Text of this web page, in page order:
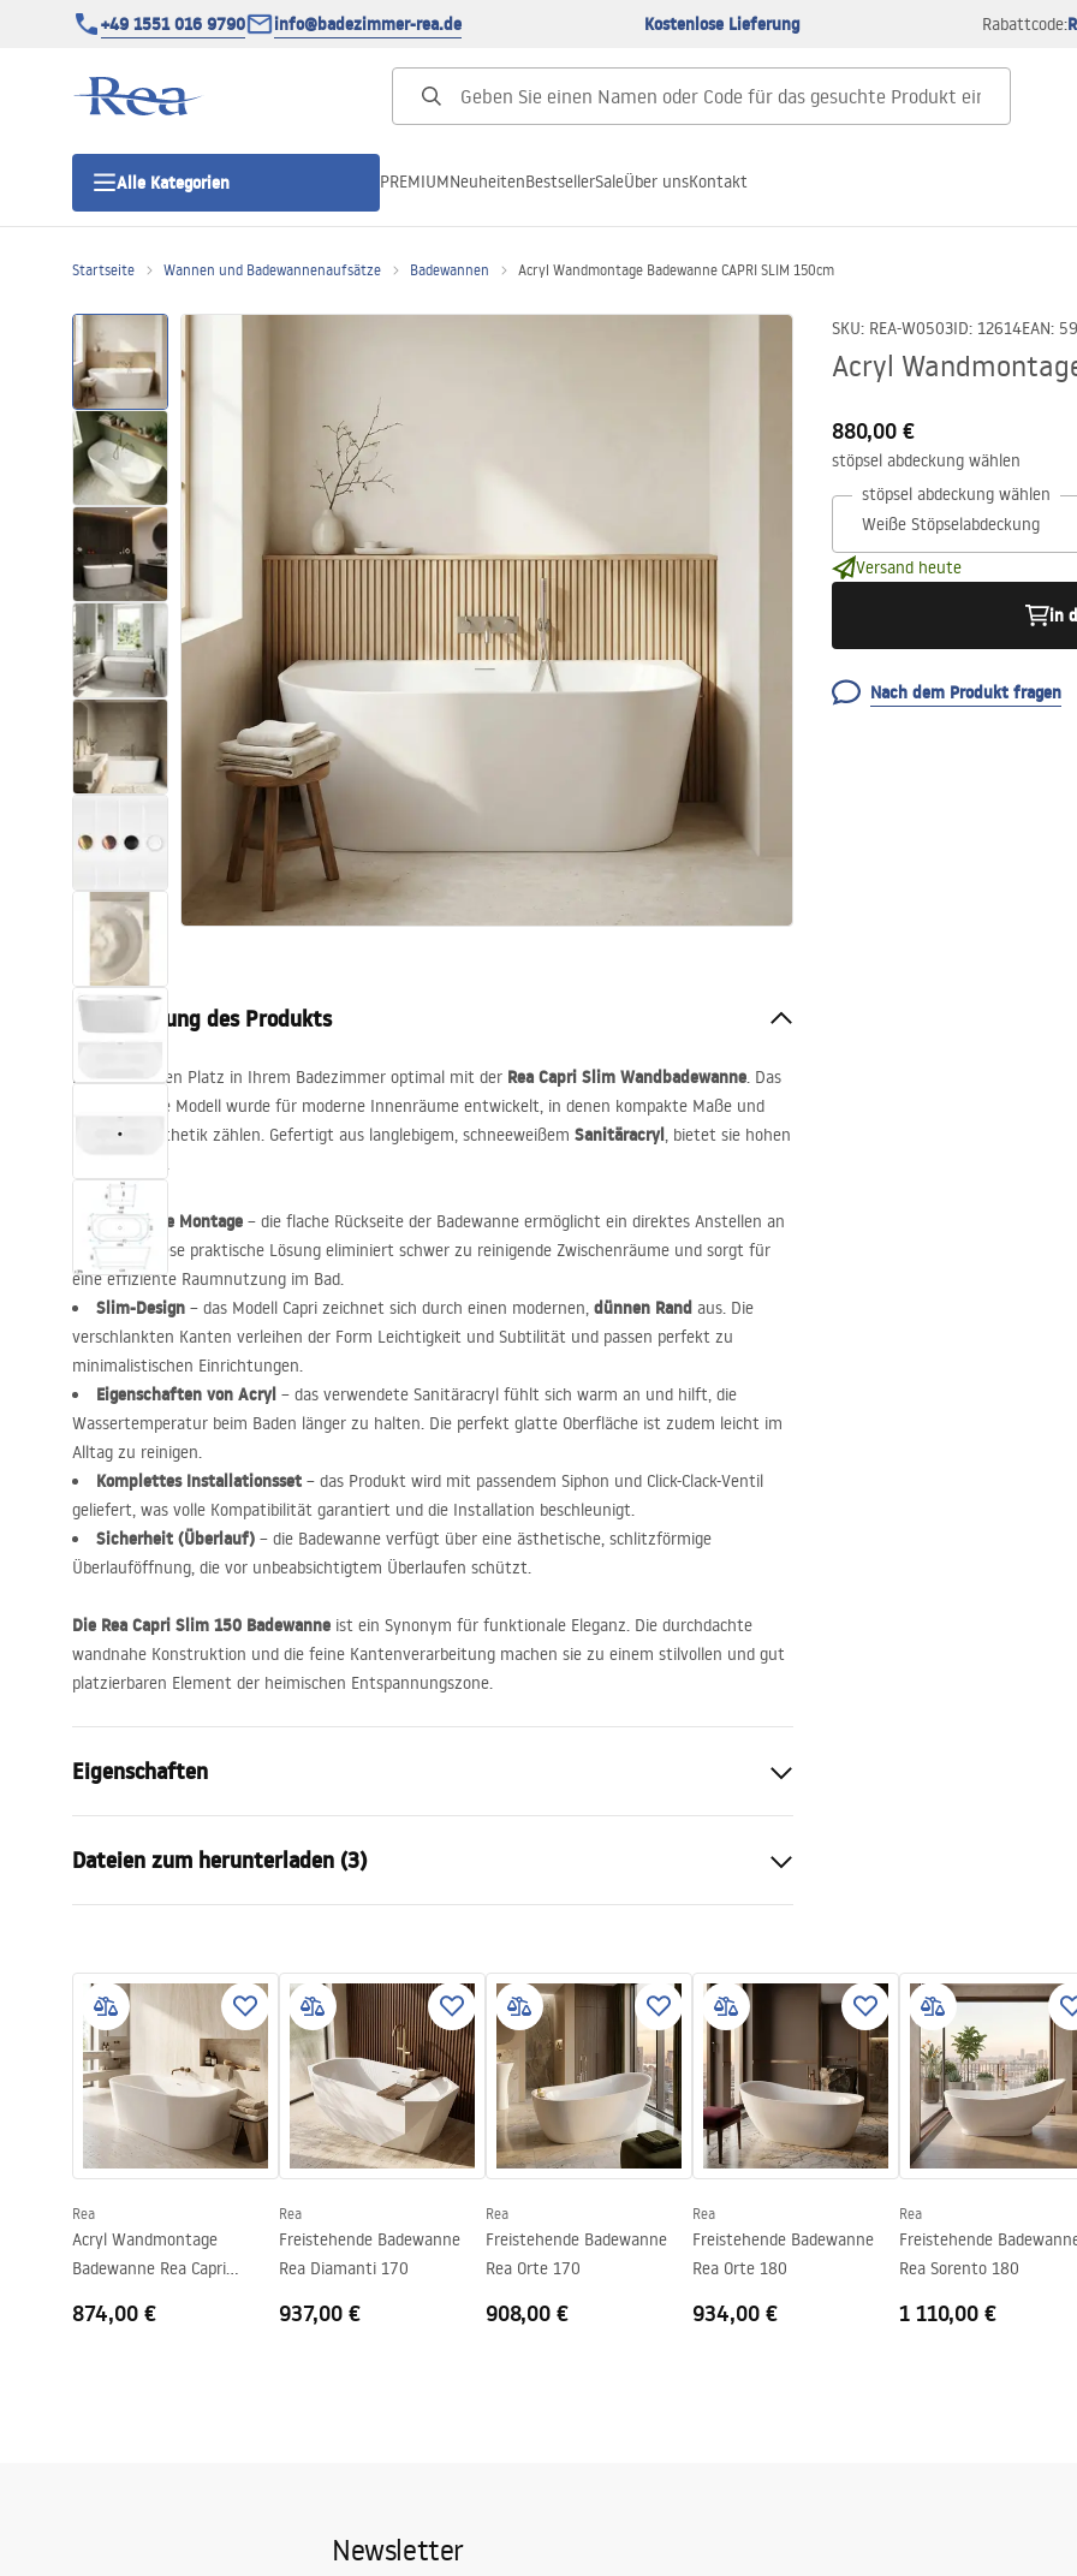
+49 1551 016 9790 info@badezimmer-rea.de Kostenlose Lieferung Rabattcode:
Alle Kategorien
Duschtüren
Duschwannen
Duschrinnen
Toiletten
Waschbecken
Wannen und
Badewannenaufsätze
Badarmaturen
Kitchen
Badezimmerzubehör und Möbel
PREMIUMNeuheitenBestsellerSaleÜber unsKontakt
Startseite Wannen und Badewannenaufsätze Badewannen Acryl Wandmontage Badewanne CAPRI SLIM 150cm
SKU: REA-W0503ID: 12614EAN:
Acryl
880,00 €
stöpsel abdeckung wählen
stöpsel abdeckung wählen
Versand heute
in
Nach dem Produkt fragen
Beschreibung des Produkts
Nutzen Sie den Platz in Ihrem Badezimmer optimal mit der Rea Capri Slim Wandbadewanne. Das
lange Modell wurde für moderne Innenräume entwickelt, in denen kompakte Maße und
eine klare Ästhetik zählen. Gefertigt aus langlebigem, schneeweißem Sanitäracryl, bietet sie hohen
Badekomfort.
Wandnahe Montage – die flache Rückseite der Badewanne ermöglicht ein direktes Anstellen an
die Wand. Diese praktische Lösung eliminiert schwer zu reinigende Zwischenräume und sorgt für
eine effiziente Raumnutzung im Bad.
Slim-Design – das Modell Capri zeichnet sich durch einen modernen, dünnen Rand aus. Die
verschlankten Kanten verleihen der Form Leichtigkeit und Subtilität und passen perfekt zu
minimalistischen Einrichtungen.
Eigenschaften von Acryl – das verwendete Sanitäracryl fühlt sich warm an und hilft, die
Wassertemperatur beim Baden länger zu halten. Die perfekt glatte Oberfläche ist zudem leicht im
Alltag zu reinigen.
Komplettes Installationsset – das Produkt wird mit passendem Siphon und Click-Clack-Ventil
geliefert, was volle Kompatibilität garantiert und die Installation beschleunigt.
Sicherheit (Überlauf) – die Badewanne verfügt über eine ästhetische, schlitzförmige
Überlauföffnung, die vor unbeabsichtigtem Überlaufen schützt.
Die Rea Capri Slim 150 Badewanne ist ein Synonym für funktionale Eleganz. Die durchdachte
wandnahe Konstruktion und die feine Kantenverarbeitung machen sie zu einem stilvollen und gut
platzierbaren Element der heimischen Entspannungszone.
Eigenschaften
Farbe
Material
Acryl
Breite
745
mm
Höhe
580
mm
Montageseite
Universell
Ablaufgarnitur inklusive
Ja
Garantie
24 monate
Dateien zum herunterladen (3)
Instrukcja_wanien_przy__ciennych
WARUNKI_BEZPIECZENSTWA_WAN
NY.pdf
Garantiebedingungen
Warranty_Terms_and_Conditions_
Bathtubs.pdf
Rea
Acryl Wandmontage
Badewanne Rea Capri
874,00 €
Rea
Freistehende Badewanne
Rea Diamanti 170
937,00 €
Rea
Freistehende Badewanne
Rea Orte 170
908,00 €
Rea
Freistehende Badewanne
Rea Orte 180
934,00 €
Rea
Freistehende
Rea Sorento 180
1 110,00 €
Newsletter